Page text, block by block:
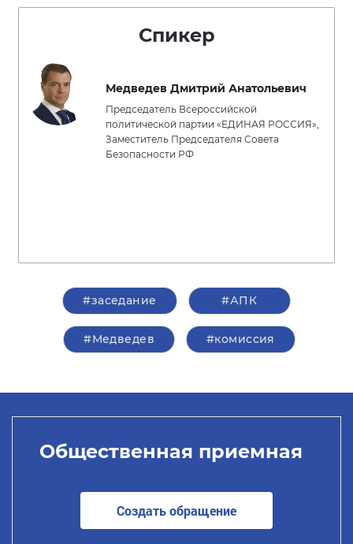
Спикер
Медведев Дмитрий Анатольевич
Председатель Всероссийской
политической партии «ЕДИНАЯ РОССИЯ»,
Заместитель Председателя Совета
Безопасности РФ
#заседание #АПК
#Медведев #комиссия
Общественная приемная
Создать обращение